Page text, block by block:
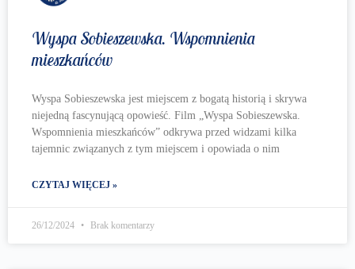
Wyspa Sobieszewska. Wspomnienia
mieszkańców
Wyspa Sobieszewska jest miejscem z bogatą historią i skrywa
niejedną fascynującą opowieść. Film „Wyspa Sobieszewska.
Wspomnienia mieszkańców” odkrywa przed widzami kilka
tajemnic związanych z tym miejscem i opowiada o nim
CZYTAJ WIĘCEJ »
26/12/2024 Brak komentarzy